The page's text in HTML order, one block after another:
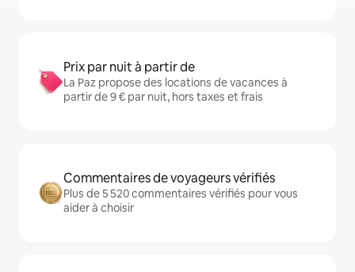
Prix par nuit à partir de
La Paz propose des locations de vacances à
partir de 9 € par nuit, hors taxes et frais
Commentaires de voyageurs vérifiés
Plus de 5 520 commentaires vérifiés pour vous
aider à choisir